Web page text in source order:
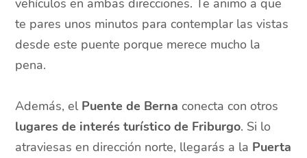
te pares unos minutos para contemplar las vistas
desde este puente porque merece mucho la
pena.
Además, el Puente de Berna conecta con otros
lugares de interés turístico de Friburgo. Si lo
atraviesas en dirección norte, llegarás a la Puerta